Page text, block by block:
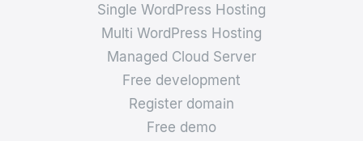
Single WordPress Hosting
Multi WordPress Hosting
Managed Cloud Server
Free development
Register domain
Free demo